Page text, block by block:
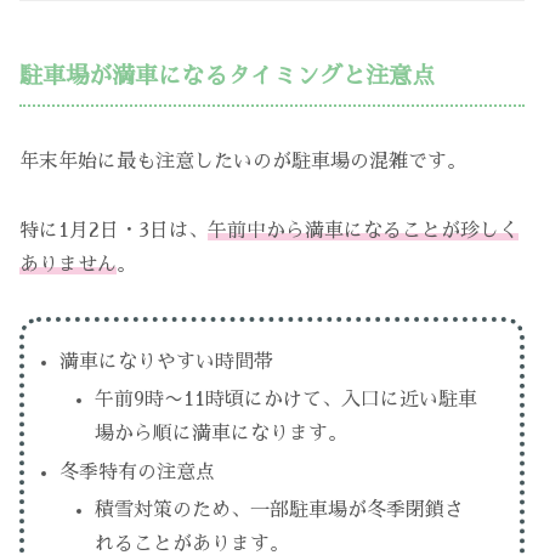
駐車場が満車になるタイミングと注意点
年末年始に最も注意したいのが駐車場の混雑です。
特に1月2日・3日は、 午前中から満車になることが珍しく
ありません。
満車になりやすい時間帯
午前9時〜11時頃にかけて、入口に近い駐車
場から順に満車になります。
冬季特有の注意点
積雪対策のため、一部駐車場が冬季閉鎖さ
れることがあります。